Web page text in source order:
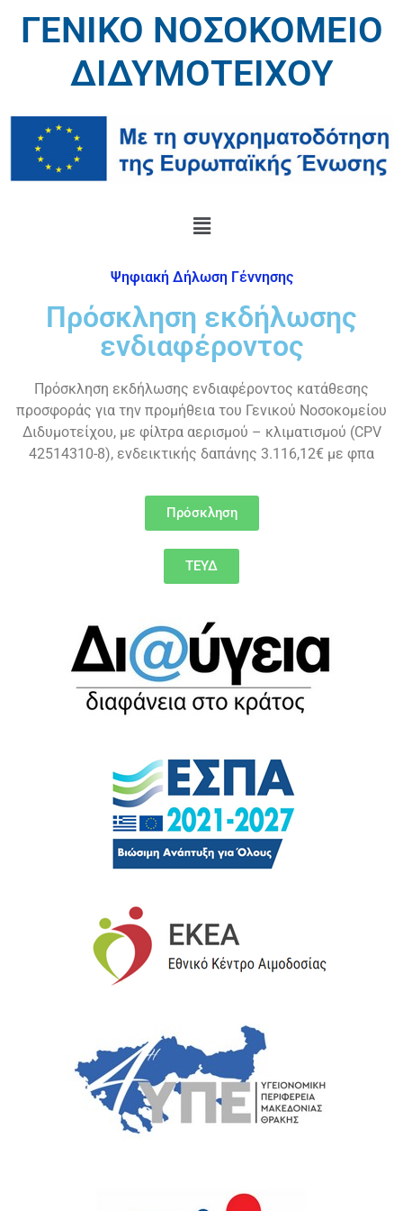
ΓΕΝΙΚΟ ΝΟΣΟΚΟΜΕΙΟ
ΔΙΔΥΜΟΤΕΙΧΟΥ
Ψηφιακή Δήλωση Γέννησης
Πρόσκληση εκδήλωσης
ενδιαφέροντος
Πρόσκληση εκδήλωσης ενδιαφέροντος κατάθεσης
προσφοράς για την προμήθεια του Γενικού Νοσοκομείου
Διδυμοτείχου, με φίλτρα αερισμού – κλιματισμού (CPV
42514310-8), ενδεικτικής δαπάνης 3.116,12€ με φπα
Πρόσκληση
ΤΕΥΔ